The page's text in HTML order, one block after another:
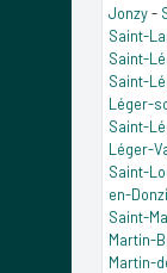
Jonzy-
Saint-
Saint-
Saint-
Léger-
Saint-
Léger-
Saint-
en-
Saint-
Martin-
Martin-